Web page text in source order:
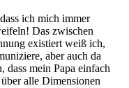
ich mich immer
Das zwischen
existiert weiß ich,
aber auch da
dass mein Papa einfach
alle Dimensionen